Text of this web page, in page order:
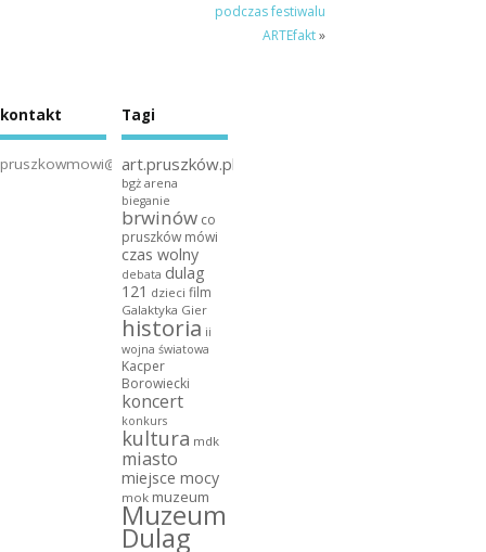
podczas festiwalu
ARTEfakt»
kontakt
pruszkowmowi@gmail.com
Tagi
art.pruszków.pl
bgż arena
bieganie
brwinów co
pruszków mówi
czas wolny
debata dulag
121 dzieci film
Galaktyka Gier
historia ii
wojna światowa
Kacper
Borowiecki
koncert
konkurs
kultura mdk
miasto
miejsce mocy
mok muzeum
Muzeum
Dulag